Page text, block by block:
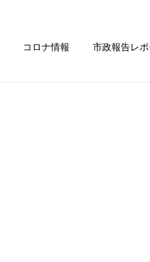
コロナ情報 市政報告レ